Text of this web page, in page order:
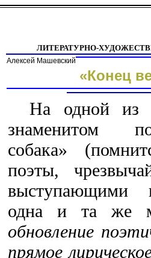
ЛИТЕРАТУРНО-
Алексей Машевский
«Конец
На одной из
знаменитом
собака»
поэты,
выступающими
одна и та же
обновление
прямое